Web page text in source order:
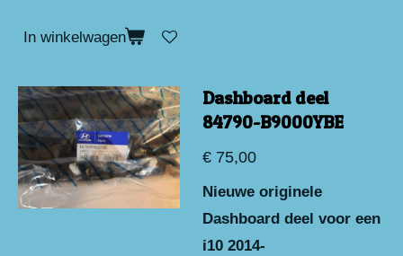
In winkelwagen
Dashboard deel
84790-B9000YBE
€ 75,00
Nieuwe originele
Dashboard deel voor een
i10 2014-